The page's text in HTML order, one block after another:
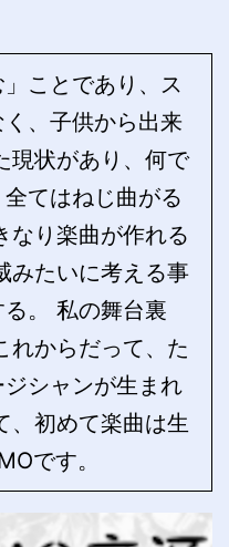
ことであり、ス
、子供から出来
現状があり、何で
てはねじ曲がる
なり楽曲が作れる
みたいに考える事
。 私の舞台裏
れからだって、た
シャンが生まれ
、初めて楽曲は生
です。